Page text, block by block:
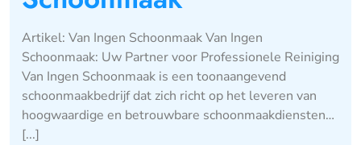
Artikel: Van Ingen Schoonmaak Van Ingen
Schoonmaak: Uw Partner voor Professionele Reiniging
Van Ingen Schoonmaak is een toonaangevend
schoonmaakbedrijf dat zich richt op het leveren van
hoogwaardige en betrouwbare schoonmaakdiensten…
[...]